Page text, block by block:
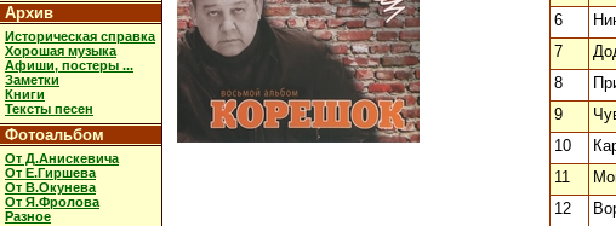
Архив
Историческая справка
Хорошая музыка
Афиши, постеры ...
Заметки
Книги
Тексты песен
Фотоальбом
От Д.Анискевича
От Е.Гиршева
От В.Окунева
От Я.Фролова
Разное
6
7
8
9
10
11
12